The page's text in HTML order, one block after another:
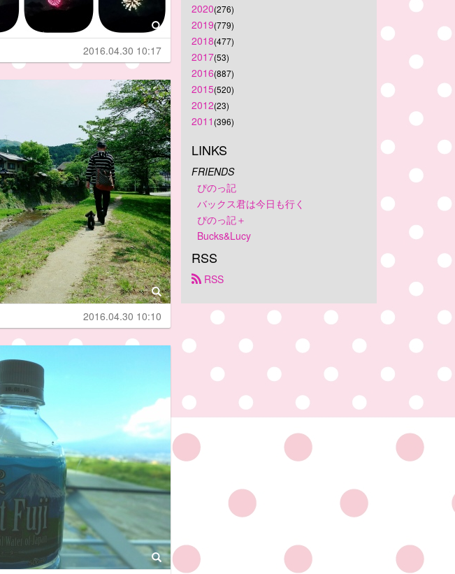
2016.04.30 10:17
2016.04.30 10:10
2020(276)
2019(779)
2018(477)
2017(53)
2016(887)
2015(520)
2012(23)
2011 (396)
LINKS
FRIENDS
ぴのっ記
バックス君は今日も行く
ぴのっ記＋
Bucks&Lucy
RSS
RSS